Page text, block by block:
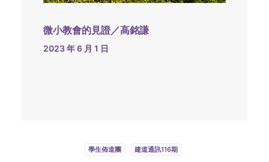
微小教會的見證／高銘謙
2023 年 6 月 1 日
學生佈道團 建道通訊116期